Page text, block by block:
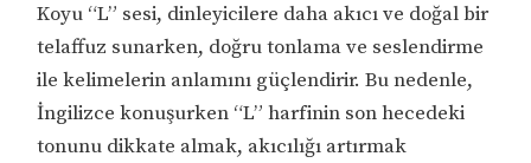
Koyu “L” sesi, dinleyicilere daha akıcı ve doğal bir
telaffuz sunarken, doğru tonlama ve seslendirme
ile kelimelerin anlamını güçlendirir. Bu nedenle,
İngilizce konuşurken “L” harfinin son hecedeki
tonunu dikkate almak, akıcılığı artırmak